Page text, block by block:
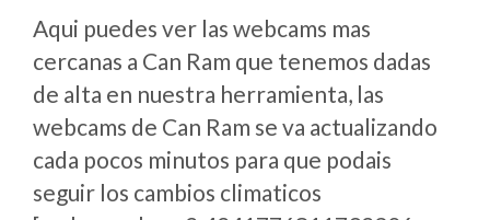
Aqui puedes ver las webcams mas
cercanas a Can Ram que tenemos dadas
de alta en nuestra herramienta, las
webcams de Can Ram se va actualizando
cada pocos minutos para que podais
seguir los cambios climaticos